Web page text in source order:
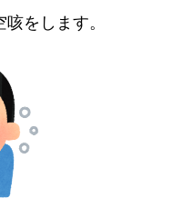
をします。